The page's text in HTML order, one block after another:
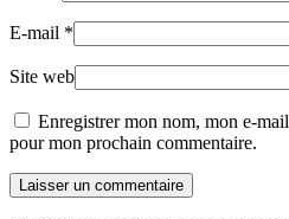
E-mail *
Site web
Enregistrer mon nom, mon e-
pour mon prochain commentaire.
Laisser un commentaire